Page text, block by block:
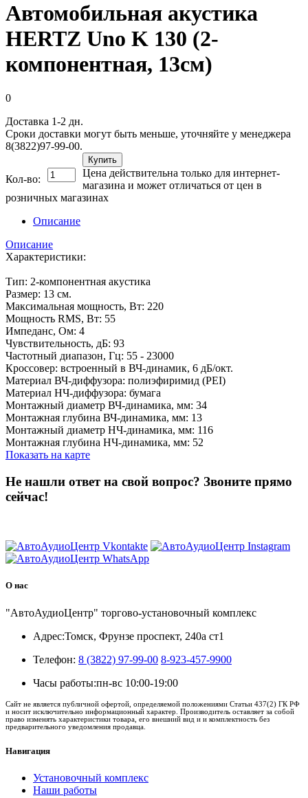
Автомобильная акустика
HERTZ Uno K 130 (2-
компонентная, 13см)
0
Доставка 1-2 дн.
Сроки доставки могут быть меньше, уточняйте у менеджера
8(3822)97-99-00.
Кол-во:
Купить
Цена действительна только для интернет-
магазина и может отличаться от цен в
розничных магазинах
Описание
Описание
Характеристики:
Тип: 2-компонентная акустика
Размер: 13 см.
Максимальная мощность, Вт: 220
Мощность RMS, Вт: 55
Импеданс, Ом: 4
Чувствительность, дБ: 93
Частотный диапазон, Гц: 55 - 23000
Кроссовер: встроенный в ВЧ-динамик, 6 дБ/окт.
Материал ВЧ-диффузора: полиэфиримид (PEI)
Материал НЧ-диффузора: бумага
Монтажный диаметр ВЧ-динамика, мм: 34
Монтажная глубина ВЧ-динамика, мм: 13
Монтажный диаметр НЧ-динамика, мм: 116
Монтажная глубина НЧ-динамика, мм: 52
Показать на карте
Не нашли ответ на свой вопрос? Звоните прямо
сейчас!
О нас
"АвтоАудиоЦентр" торгово-установочный комплекс
Адрес:Томск, Фрунзе проспект, 240а ст1
Телефон: 8 (3822) 97-99-00 8-923-457-9900
Часы работы:пн-вс 10:00-19:00
Сайт не является публичной офертой, определяемой положениями Статьи 437(2) ГК РФ
и носит исключительно информационный характер. Производитель оставляет за собой
право изменять характеристики товара, его внешний вид и и комплектность без
предварительного уведомления продавца.
Навигация
Установочный комплекс
Наши работы